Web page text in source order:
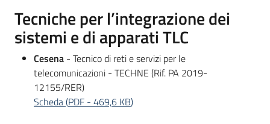
Tecniche per l’integrazione dei
sistemi e di apparati TLC
Cesena - Tecnico di reti e servizi per le
telecomunicazioni - TECHNE (Rif. PA 2019-
12155/RER)
Scheda(PDF - 469,6 KB)